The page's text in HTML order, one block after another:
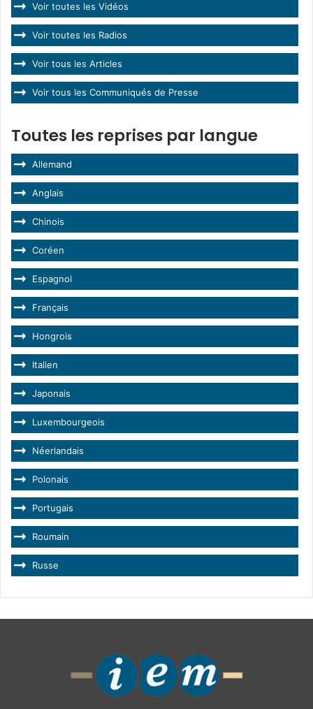
Voir toutes les Vidéos
Voir toutes les Radios
Voir tous les Articles
Voir tous les Communiqués de Presse
Toutes les reprises par langue
Allemand
Anglais
Chinois
Coréen
Espagnol
Français
Hongrois
Italien
Japonais
Luxembourgeois
Néerlandais
Polonais
Portugais
Roumain
Russe